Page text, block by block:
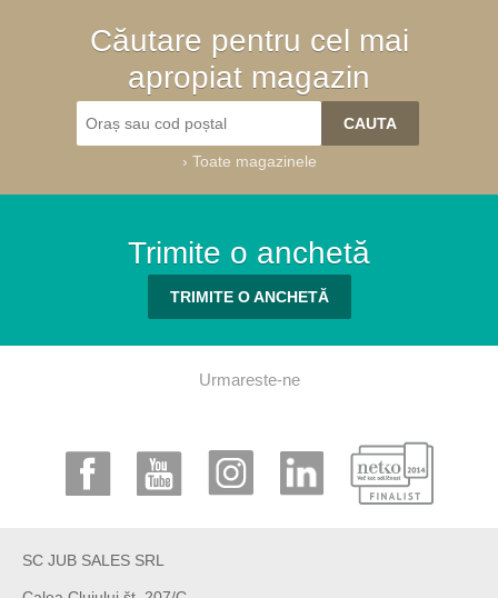
Căutare pentru cel mai
apropiat magazin
› Toate magazinele
Trimite o anchetă
TRIMITE O ANCHETĂ
Urmareste-ne
SC JUB SALES SRL